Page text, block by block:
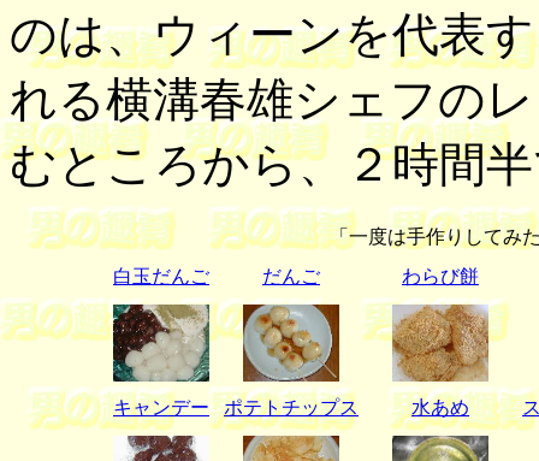
のは、ウィーンを代表
れる横溝春雄シェフの
むところから、２時間
「一度は手作りしてみ
白玉だんご
だんご わらび餅
キャンデー ポテトチップス 水あめ